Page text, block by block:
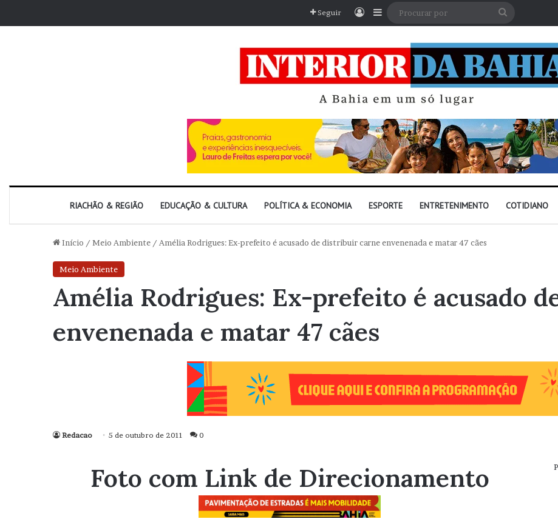
Seguir EntrarBarra Lateral
RIACHÃO & REGIÃO EDUCAÇÃO & CULTURA POLÍTICA & ECONOMIA ESPORTE ENTRETENIMENTO COTIDIANO
Início / Meio Ambiente / Amélia Rodrigues: Ex-prefeito é acusado de distribuir carne envenenada e matar 47 cães
Meio Ambiente
Amélia Rodrigues: Ex-prefeito é acusado
envenenada e matar 47 cães
Redacao 5 de outubro de 2011 0
Foto com Link de Direcionamento